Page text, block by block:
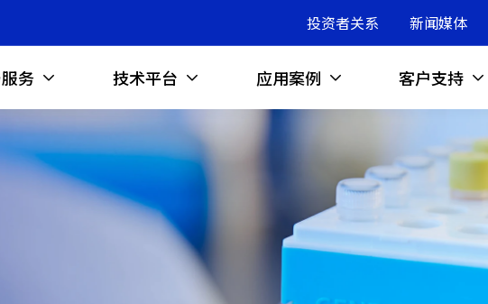
投资者关系 新闻媒体
务 技术平台 应用案例 客户支持